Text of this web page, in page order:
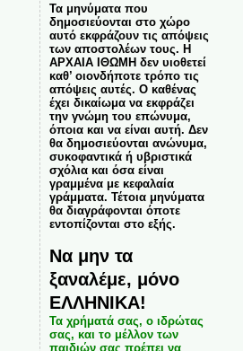
Τα μηνύματα που
δημοσιεύονται στο χώρο
αυτό εκφράζουν τις απόψεις
των αποστολέων τους. Η
ΑΡΧΑΙΑ ΙΘΩΜΗ δεν υιοθετεί
καθ’ οιονδήποτε τρόπο τις
απόψεις αυτές. Ο καθένας
έχει δικαίωμα να εκφράζει
την γνώμη του επώνυμα,
όποια και να είναι αυτή. Δεν
θα δημοσιεύονται ανώνυμα,
συκοφαντικά ή υβριστικά
σχόλια και όσα είναι
γραμμένα με κεφαλαία
γράμματα. Τέτοια μηνύματα
θα διαγράφονται όποτε
εντοπίζονται στο εξής.
Να μην τα
ξαναλέμε, μόνο
ΕΛΛΗΝΙΚΑ!
Τα χρήματά σας, ο ιδρώτας
σας, και το μέλλον των
παιδιών σας πρέπει να